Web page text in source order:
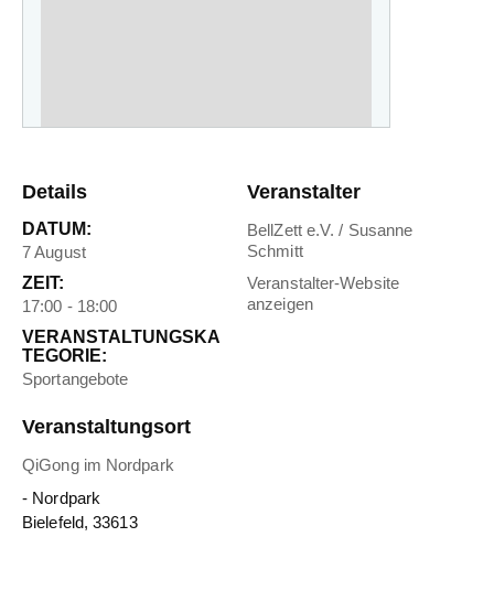
Details
DATUM:
7 August
ZEIT:
17:00 - 18:00
VERANSTALTUNGSKA
TEGORIE:
Sportangebote
Veranstaltungsort
QiGong im Nordpark
- Nordpark
Bielefeld, 33613
Veranstalter
BellZett e.V. / Susanne
Schmitt
Veranstalter-Website
anzeigen